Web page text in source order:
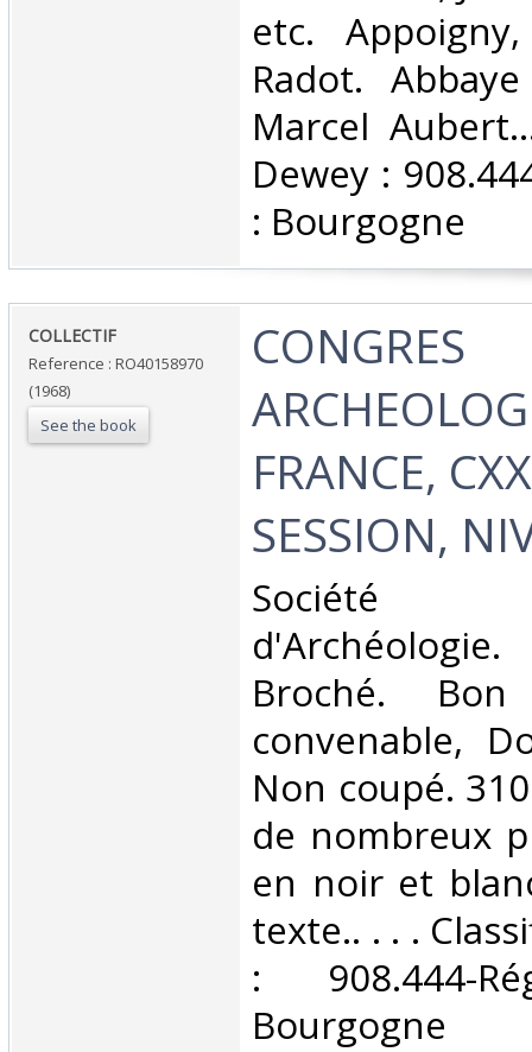
etc.
Radot.
Marcel
Dewey :
: Bourgogne‎
‎COLLECTIF‎
Reference : RO40158970
(1968)
See the book
‎CONGRES
FRANCE,
SESSION,
‎Société
Broché.
convenable,
Non coupé.
de nombreux
en noir et
texte.. . . .
: 908.444-
Bourgogne‎